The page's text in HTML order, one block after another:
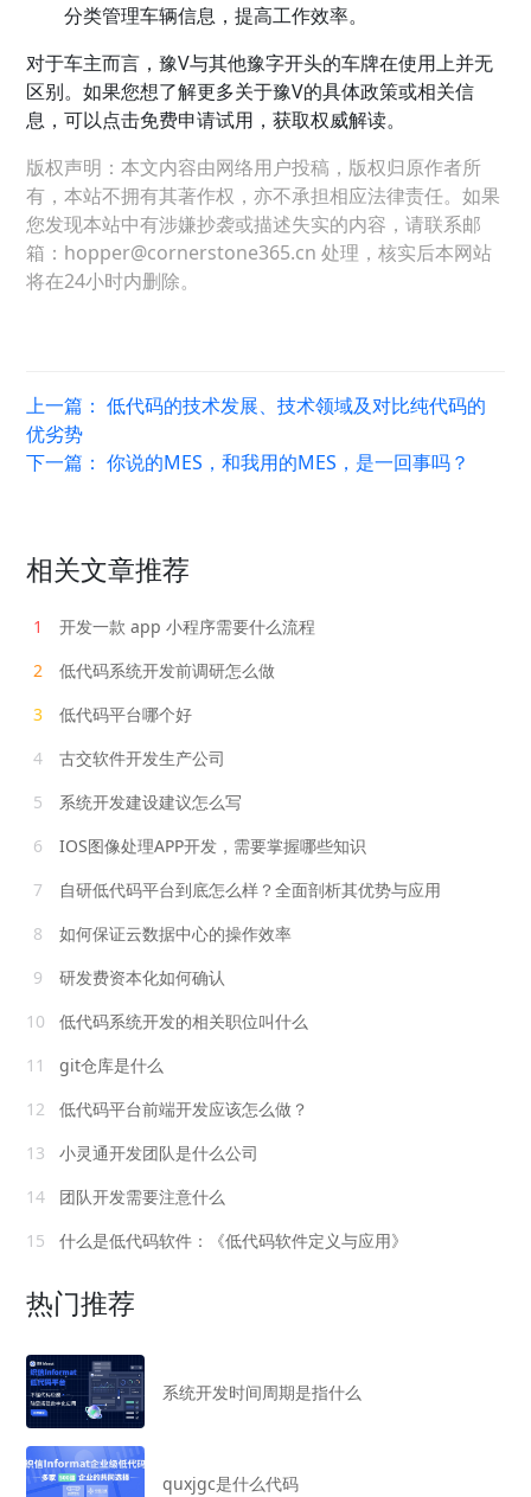
分类管理车辆信息，提高工作效率。
对于车主而言，豫V与其他豫字开头的车牌在使用上并无
区别。如果您想了解更多关于豫V的具体政策或相关信
息，可以点击免费申请试用，获取权威解读。
版权声明：本文内容由网络用户投稿，版权归原作者所
有，本站不拥有其著作权，亦不承担相应法律责任。如果
您发现本站中有涉嫌抄袭或描述失实的内容，请联系邮
箱：hopper@cornerstone365.cn 处理，核实后本网站
将在24小时内删除。
上一篇：低代码的技术发展、技术领域及对比纯代码的
优劣势
下一篇：你说的MES，和我用的MES，是一回事吗？
相关文章推荐
1
开发一款 app 小程序需要什么流程
2
低代码系统开发前调研怎么做
3
低代码平台哪个好
4
古交软件开发生产公司
5
系统开发建设建议怎么写
6
IOS图像处理APP开发，需要掌握哪些知识
7
自研低代码平台到底怎么样？全面剖析其优势与应用
8
如何保证云数据中心的操作效率
9
研发费资本化如何确认
10
低代码系统开发的相关职位叫什么
11
git仓库是什么
12
低代码平台前端开发应该怎么做？
13
小灵通开发团队是什么公司
14
团队开发需要注意什么
15
什么是低代码软件：《低代码软件定义与应用》
热门推荐
系统开发时间周期是指什么
quxjgc是什么代码